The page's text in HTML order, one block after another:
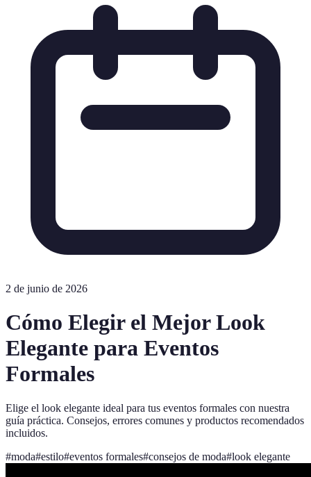
2 de junio de 2026
Cómo Elegir el Mejor Look
Elegante para Eventos
Formales
Elige el look elegante ideal para tus eventos formales con nuestra
guía práctica. Consejos, errores comunes y productos recomendados
incluidos.
#moda#estilo#eventos formales#consejos de moda#look elegante